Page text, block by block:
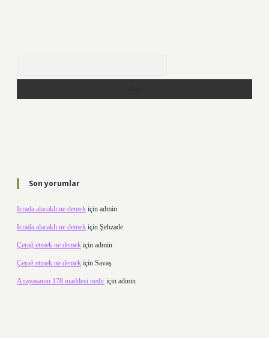
Son yorumlar
Icrada alacaklı ne demek için admin
Icrada alacaklı ne demek için Şehzade
Çerağ etmek ne demek için admin
Çerağ etmek ne demek için Savaş
Anayasanın 178 maddesi nedir için admin